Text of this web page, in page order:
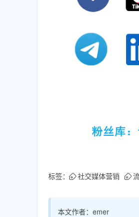
标签： 社交媒体营销
本文作者： emer